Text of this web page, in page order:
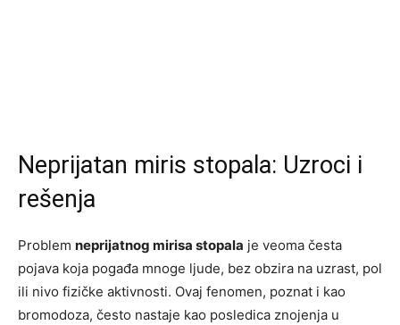
Neprijatan miris stopala: Uzroci i
rešenja
Problem neprijatnog mirisa stopala je veoma česta
pojava koja pogađa mnoge ljude, bez obzira na uzrast, pol
ili nivo fizičke aktivnosti. Ovaj fenomen, poznat i kao
bromodoza, često nastaje kao posledica znojenja u